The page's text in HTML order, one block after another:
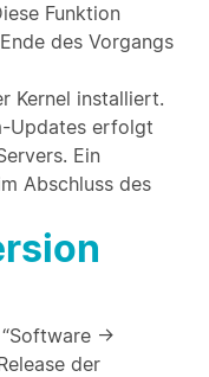
Funktion
des Vorgangs
Kernel installiert.
Updates erfolgt
Ein
Abschluss des
->
der